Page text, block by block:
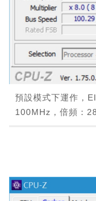
預設模式下運作，
100MHz，倍頻：